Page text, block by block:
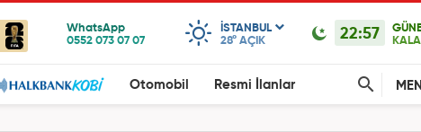
ISTANBUL
28° AÇIK 22:57
Otomobil Resmi İlanlar